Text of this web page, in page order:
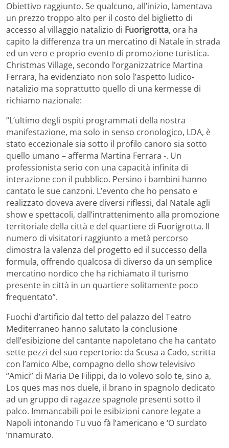
Obiettivo raggiunto. Se qualcuno, all’inizio, lamentava
un prezzo troppo alto per il costo del biglietto di
accesso al villaggio natalizio di Fuorigrotta, ora ha
capito la differenza tra un mercatino di Natale in strada
ed un vero e proprio evento di promozione turistica.
Christmas Village, secondo l’organizzatrice Martina
Ferrara, ha evidenziato non solo l’aspetto ludico-
natalizio ma soprattutto quello di una kermesse di
richiamo nazionale:
“L’ultimo degli ospiti programmati della nostra
manifestazione, ma solo in senso cronologico, LDA, è
stato eccezionale sia sotto il profilo canoro sia sotto
quello umano – afferma Martina Ferrara -. Un
professionista serio con una capacità infinita di
interazione con il pubblico. Persino i bambini hanno
cantato le sue canzoni. L’evento che ho pensato e
realizzato doveva avere diversi riflessi, dal Natale agli
show e spettacoli, dall’intrattenimento alla promozione
territoriale della città e del quartiere di Fuorigrotta. Il
numero di visitatori raggiunto a metà percorso
dimostra la valenza del progetto ed il successo della
formula, offrendo qualcosa di diverso da un semplice
mercatino nordico che ha richiamato il turismo
presente in città in un quartiere solitamente poco
frequentato”.
Fuochi d’artificio dal tetto del palazzo del Teatro
Mediterraneo hanno salutato la conclusione
dell’esibizione del cantante napoletano che ha cantato
sette pezzi del suo repertorio: da Scusa a Cado, scritta
con l’amico Albe, compagno dello show televisivo
“Amici” di Maria De Filippi, da Io volevo solo te, sino a,
Los ques mas nos duele, il brano in spagnolo dedicato
ad un gruppo di ragazze spagnole presenti sotto il
palco. Immancabili poi le esibizioni canore legate a
Napoli intonando Tu vuo fà l’americano e ‘O surdato
‘nnamurato.